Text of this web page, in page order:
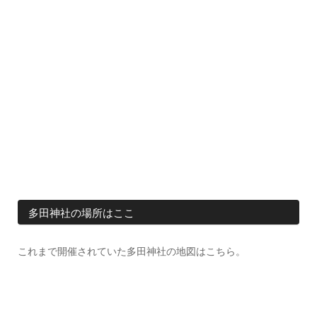
多田神社の場所はここ
これまで開催されていた多田神社の地図はこちら。